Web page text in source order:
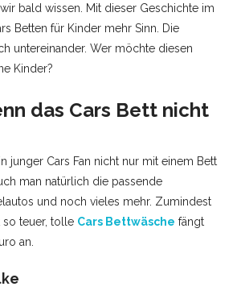
bald wissen. Mit dieser Geschichte im
Betten für Kinder mehr Sinn. Die
untereinander. Wer möchte diesen
Kinder?
das Cars Bett nicht
junger Cars Fan nicht nur mit einem Bett
man natürlich die passende
und noch vieles mehr. Zumindest
so teuer, tolle Cars Bettwäsche fängt
an.